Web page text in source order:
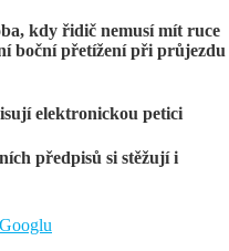
kdy řidič nemusí mít ruce
boční přetížení při průjezdu
elektronickou petici
předpisů si stěžují i